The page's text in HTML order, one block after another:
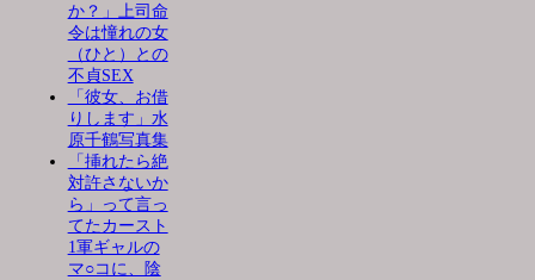
か？」上司命
令は憧れの女
（ひと）との
不貞SEX
「彼女、お借
りします」水
原千鶴写真集
「挿れたら絶
対許さないか
ら」って言っ
てたカースト
1軍ギャルの
マ○コに、陰